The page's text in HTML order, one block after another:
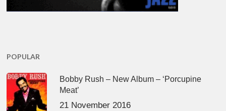
POPULAR
Bobby Rush – New Album – ‘Porcupine
Meat’
21 November 2016